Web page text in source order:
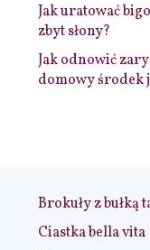
Jak uratować
zbyt słony?
Jak odnowić
domowy środek
Brokuły z bułką
Ciastka bella vita